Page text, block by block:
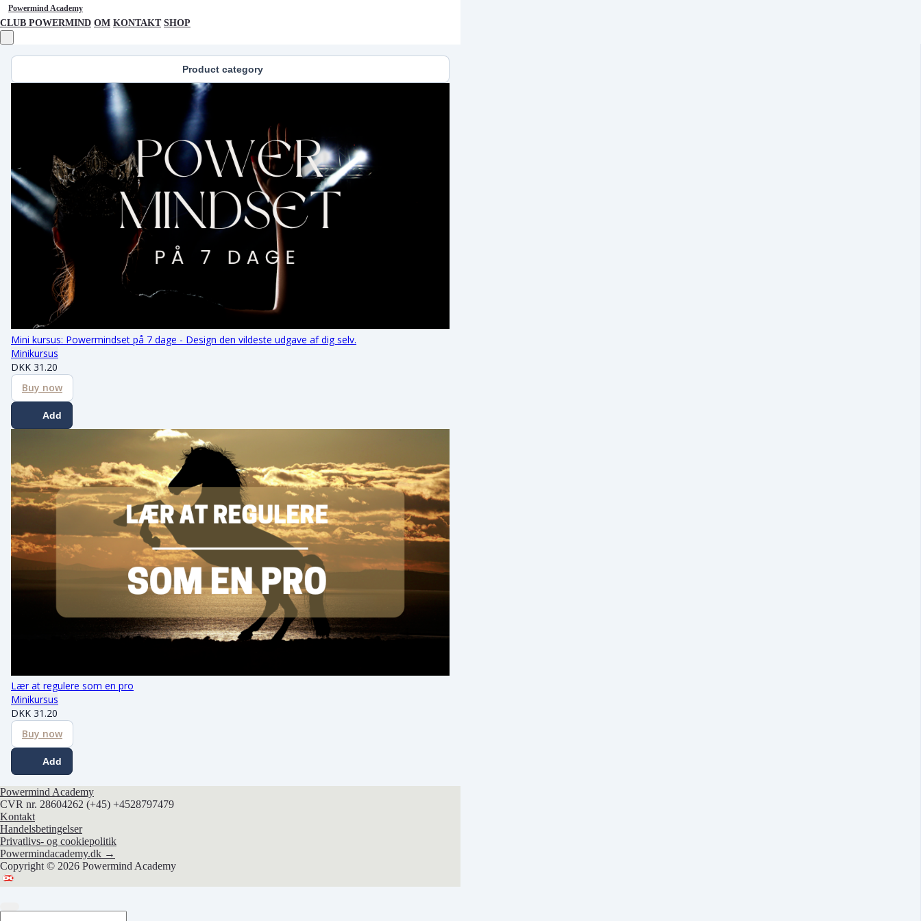
Powermind Academy
CLUB POWERMIND OM KONTAKT SHOP
Product category
Mini kursus: Powermindset på 7 dage - Design den vildeste udgave af dig selv.
Minikursus
DKK 31.20
Buy now
Add
Lær at regulere som en pro
Minikursus
DKK 31.20
Buy now
Add
Powermind Academy
CVR nr. 28604262 (+45) +4528797479
Kontakt
Handelsbetingelser
Privatlivs- og cookiepolitik
Powermindacademy.dk →
Copyright © 2026 Powermind Academy